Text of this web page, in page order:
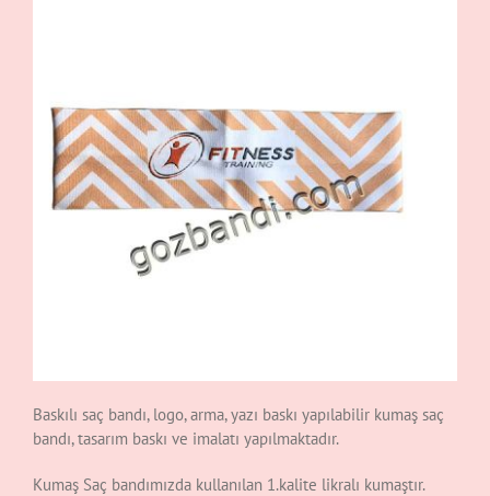
Baskılı saç bandı, logo, arma, yazı baskı yapılabilir kumaş saç
bandı, tasarım baskı ve imalatı yapılmaktadır.
Kumaş Saç bandımızda kullanılan 1.kalite likralı kumaştır.